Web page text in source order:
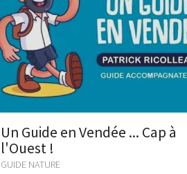
Un Guide en Vendée ... Cap à
l'Ouest !
GUIDE NATURE